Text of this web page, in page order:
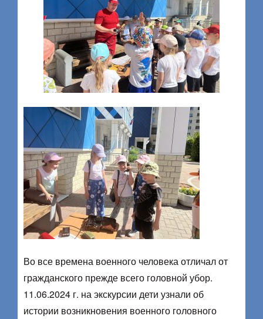
Во все времена военного человека отличал от
гражданского прежде всего головной убор.
11.06.2024 г. на экскурсии дети узнали об
истории возникновения военного головного